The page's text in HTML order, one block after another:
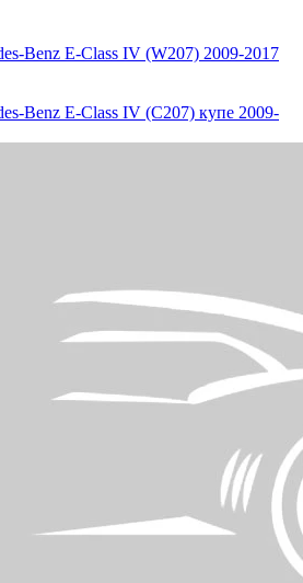
Benz E-Class IV (W207) 2009-2017
Benz E-Class IV (C207) купе 2009-